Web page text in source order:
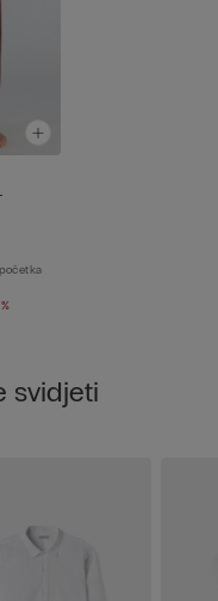
svidjeti